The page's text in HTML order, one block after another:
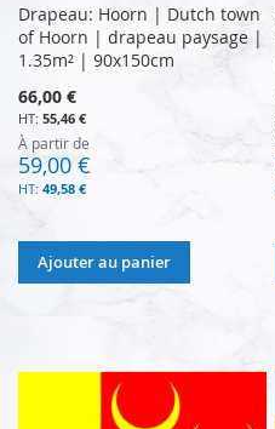
Drapeau: Hoorn | Dutch town
of Hoorn | drapeau paysage |
1.35m² | 90x150cm
66,00 €
55,46 €
À partir de
59,00 €
49,58 €
Ajouter au panier